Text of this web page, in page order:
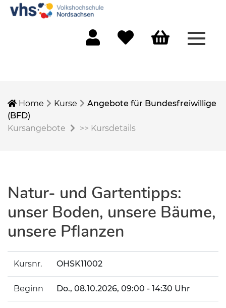
Home Kurse
Angebote für Bundesfreiwillige
(BFD)
Kursangebote
>> Kursdetails
Natur- und Gartentipps:
unser Boden, unsere Bäume,
unsere Pflanzen
Kursnr. OHSK11002
Beginn Do., 08.10.2026, 09:00 - 14:30 Uhr